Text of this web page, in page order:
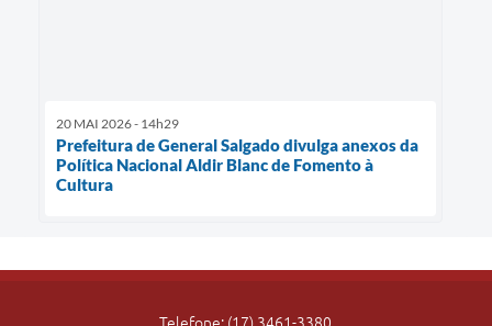
20 MAI 2026 - 14h29
Prefeitura de General Salgado divulga anexos da
Política Nacional Aldir Blanc de Fomento à
Cultura
Telefone: (17) 3461-3380